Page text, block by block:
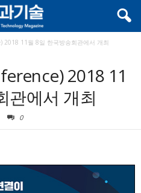
2018 11월 8일 한국방송회관에서 개최
2018 11
관에서 개최
0